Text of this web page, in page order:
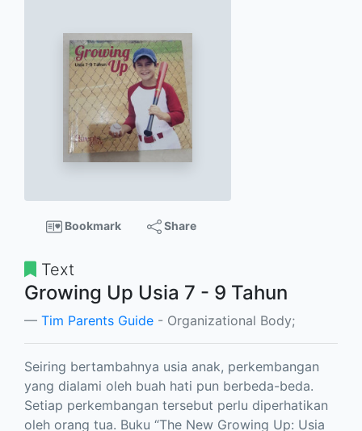
Bookmark Share
Text
Growing Up Usia 7 - 9 Tahun
Tim Parents Guide - Organizational Body;
Seiring bertambahnya usia anak, perkembangan
yang dialami oleh buah hati pun berbeda-beda.
Setiap perkembangan tersebut perlu diperhatikan
oleh orang tua. Buku “The New Growing Up: Usia